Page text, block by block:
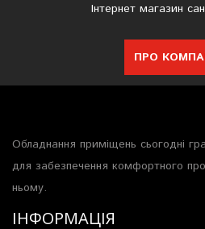
Інтернет магазин
ПРО
Обладнання приміщень сьогодні
для забезпечення комфортного
ньому.
ІНФОРМАЦІЯ